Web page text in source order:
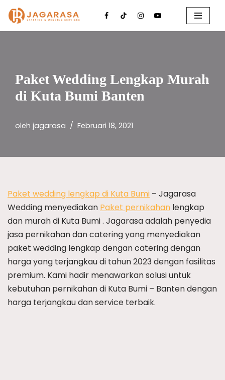
Paket Wedding Lengkap Murah
di Kuta Bumi Banten
oleh jagarasa Februari 18, 2021
Paket wedding lengkap di Kuta Bumi – Jagarasa
Wedding menyediakan Paket pernikahan lengkap
dan murah di Kuta Bumi . Jagarasa adalah penyedia
jasa pernikahan dan catering yang menyediakan
paket wedding lengkap dengan catering dengan
harga yang terjangkau di tahun 2023 dengan fasilitas
premium. Kami hadir menawarkan solusi untuk
kebutuhan pernikahan di Kuta Bumi – Banten dengan
harga terjangkau dan service terbaik.